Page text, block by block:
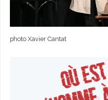
photo Xavier Cantat